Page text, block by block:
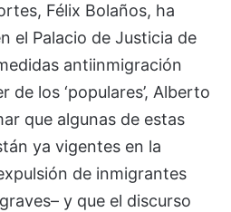
Félix Bolaños, ha
el Palacio de Justicia de
antiinmigración
de los ‘populares’, Alberto
que algunas de estas
ya vigentes en la
de inmigrantes
y que el discurso